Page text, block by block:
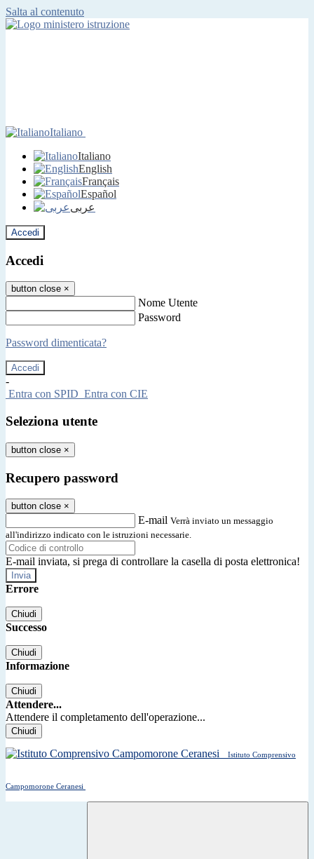
Salta al contenuto
Italiano
Italiano
English
Français
Español
عربى
Accedi
Accedi
button close ×
Nome Utente
Password
Password dimenticata?
-
Entra con SPID Entra con CIE
Seleziona utente
button close ×
Recupero password
button close ×
E-mail Verrà inviato un messaggio
all'indirizzo indicato con le istruzioni necessarie.
E-mail inviata, si prega di controllare la casella di posta elettronica!
Errore
Chiudi
Successo
Chiudi
Informazione
Chiudi
Attendere...
Attendere il completamento dell'operazione...
Chiudi
Istituto Comprensivo
Campomorone Ceranesi